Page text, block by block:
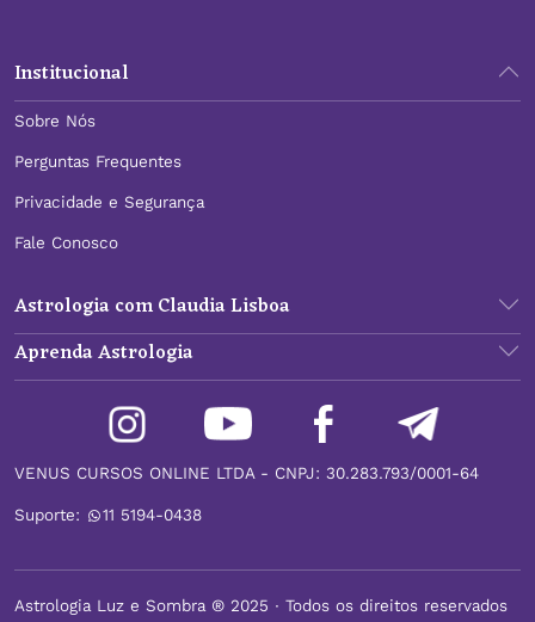
Institucional
Sobre Nós
Perguntas Frequentes
Privacidade e Segurança
Fale Conosco
Astrologia com Claudia Lisboa
Aprenda Astrologia
VENUS CURSOS ONLINE LTDA - CNPJ: 30.283.793/0001-64
Suporte: 11 5194-0438
Astrologia Luz e Sombra ® 2025 ∙ Todos os direitos reservados